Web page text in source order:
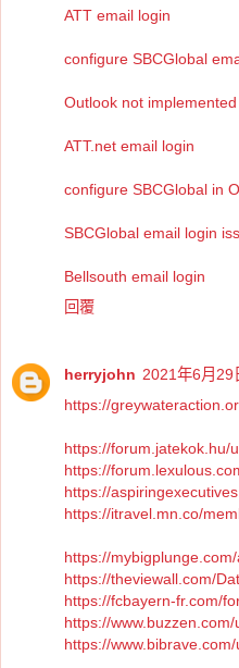
ATT email login
configure SBCGlobal
Outlook not
ATT.net email login
configure SBCGlobal in
SBCGlobal email login
Bellsouth email login
回覆
herryjohn 2021年6月29
https://
https://forum.jatekok.hu/
https://
https://
https://itravel.mn.co/
https://
https://theviewall.com/
https://fcbayern-fr.com/
https://
https://